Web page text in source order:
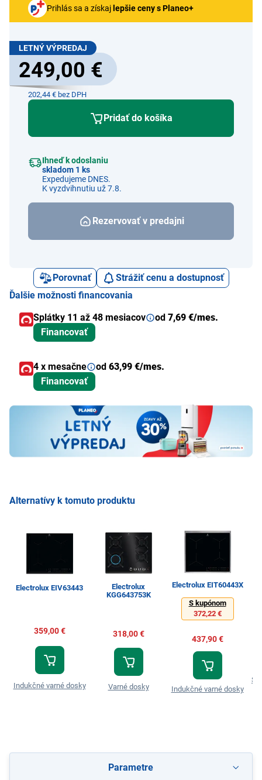
Prihlás sa a získaj lepšie ceny s Planeo+
LETNÝ VÝPREDAJ
249,00 €
202,44 € bez DPH
Pridať do košíka
Ihneď k odoslaniu
skladom 1 ks
Expedujeme DNES.
K vyzdvihnutiu už 7.8.
Rezervovať v predajni
Porovnať
Strážiť cenu a dostupnosť
Ďalšie možnosti financovania
Splátky 11 až 48 mesiacov
od 7,69 €/mes.
Financovať
4 x mesačne od 63,99 €/mes.
Financovať
Alternatívy k tomuto produktu
Electrolux EIV63443
359,00 €
Indukčné varné dosky
Electrolux
KGG643753K
318,00 €
Varné dosky
Electrolux EIT60443X
S kupónom
372,22 €
437,90 €
Indukčné varné dosky
Parametre